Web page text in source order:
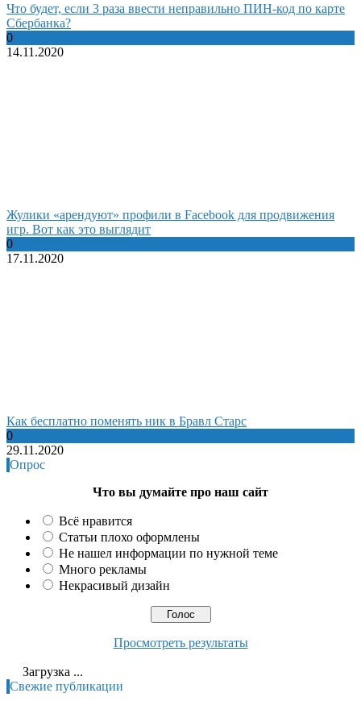
Что будет, если 3 раза ввести неправильно ПИН-код по карте
Сбербанка?
0
14.11.2020
Жулики «арендуют» профили в Facebook для продвижения
игр. Вот как это выглядит
0
17.11.2020
Как бесплатно поменять ник в Бравл Старс
0
29.11.2020
Опрос
Что вы думайте про наш сайт
Всё нравится
Статьи плохо оформлены
Не нашел информации по нужной теме
Много рекламы
Некрасивый дизайн
Просмотреть результаты
Загрузка ...
Свежие публикации